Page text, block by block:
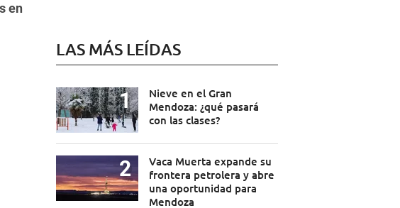
en
LAS MÁS LEÍDAS
Nieve en el Gran
Mendoza: ¿qué pasará
con las clases?
Vaca Muerta expande su
frontera petrolera y abre
una oportunidad para
Mendoza